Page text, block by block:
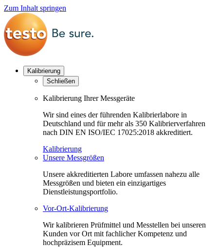
Zum Inhalt springen
Kalibrierung
Schließen
Kalibrierung Ihrer Messgeräte
Wir sind eines der führenden Kalibrierlabore in
Deutschland und für mehr als 350 Kalibrierverfahren
nach DIN EN ISO/IEC 17025:2018 akkreditiert.
Kalibrierung
Unsere Messgrößen
Unsere akkreditierten Labore umfassen nahezu alle
Messgrößen und bieten ein einzigartiges
Dienstleistungsportfolio.
Vor-Ort-Kalibrierung
Wir kalibrieren Prüfmittel und Messtellen bei unseren
Kunden vor Ort mit fachlicher Kompetenz und
hochpräzisem Equipment.